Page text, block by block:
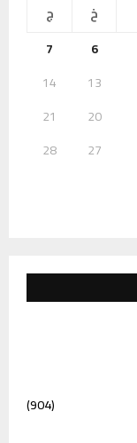
خ
ج
6
7
13
14
20
21
27
28
(904)